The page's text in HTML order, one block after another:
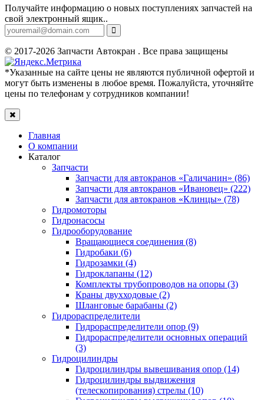
Получайте информацию о новых поступлениях запчастей на
свой электронный ящик..
© 2017-2026 Запчасти Автокран . Все права защищены
*Указанные на сайте цены не являются публичной офертой и
могут быть изменены в любое время. Пожалуйста, уточняйте
цены по телефонам у сотрудников компании!
Главная
О компании
Каталог
Запчасти
Запчасти для автокранов «Галичанин» (86)
Запчасти для автокранов «Ивановец» (222)
Запчасти для автокранов «Клинцы» (78)
Гидромоторы
Гидронасосы
Гидрооборудование
Вращающиеся соединения (8)
Гидробаки (6)
Гидрозамки (4)
Гидроклапаны (12)
Комплекты трубопроводов на опоры (3)
Краны двухходовые (2)
Шланговые барабаны (2)
Гидрораспределители
Гидрораспределители опор (9)
Гидрораспределители основных операций
(3)
Гидроцилиндры
Гидроцилиндры вывешивания опор (14)
Гидроцилиндры выдвижения
(телескопирования) стрелы (10)